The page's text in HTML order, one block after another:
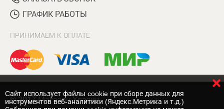
ГРАФИК РАБОТЫ
ПРИНИМАЕМ К ОПЛАТЕ
© 2017 Магазин Хозяин
Cайт использует файлы cookie при сборе данных для
инструментов веб-аналитики (Яндекс.Метрика и т.д.)